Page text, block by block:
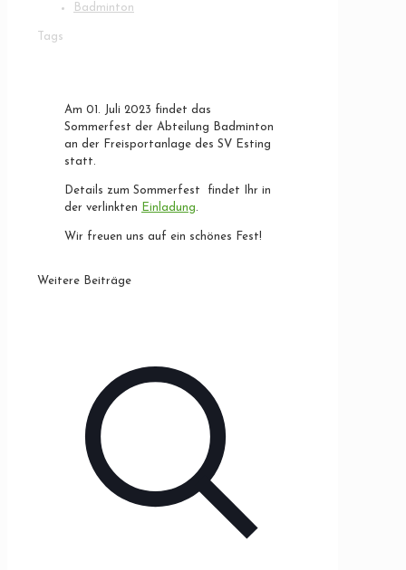
Badminton
Tags
Am 01. Juli 2023 findet das
Sommerfest der Abteilung Badminton
an der Freisportanlage des SV Esting
statt.
Details zum Sommerfest findet Ihr in
der verlinkten
Einladung
Wir freuen uns auf ein schönes Fest!
Weitere Beiträge